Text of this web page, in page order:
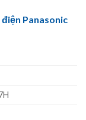
Panasonic